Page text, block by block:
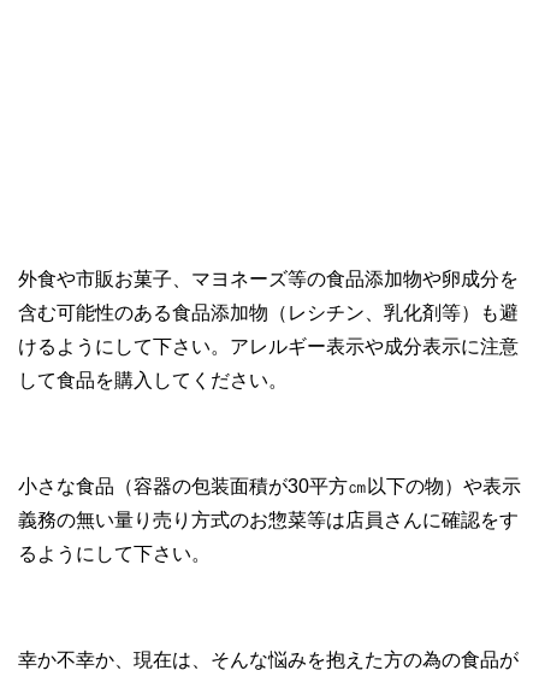
外食や市販お菓子、マヨネーズ等の食品添加物や卵成分を
含む可能性のある食品添加物（レシチン、乳化剤等）も避
けるようにして下さい。アレルギー表示や成分表示に注意
して食品を購入してください。
小さな食品（容器の包装面積が30平方㎝以下の物）や表示
義務の無い量り売り方式のお惣菜等は店員さんに確認をす
るようにして下さい。
幸か不幸か、現在は、そんな悩みを抱えた方の為の食品が